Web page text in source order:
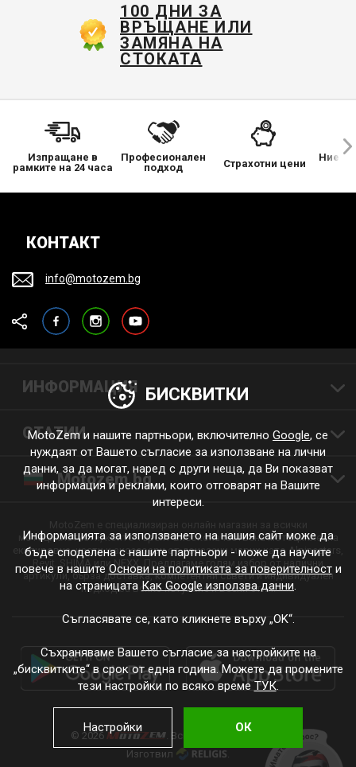
100 ДНИ ЗА
ВРЪЩАНЕ ИЛИ
ЗАМЯНА НА
СТОКАТА
Изпращане в
рамките на 24 часа
Професионален
подход
Страхотни цени
Ние
КОНТАКТ
info@motozem.bg
FacebookInstagramYouTube
ИНФОРМАЦИЯ
СТАТИИ
Motozem.bg
мотоциклетисти, които търсят висококачествена мотоциклетна
екипировка, части и аксесоари от доказани марки като Alpinestars,
Revit, SHIMA или NEXX. Предлагаме голям избор от налични
артикули, бърза доставка, компетентни съвети и индивидуален
подход за всяко пътуване и всеки стил.
© 2026
. Всички права запазени.
Изготвил
БИСКВИТКИ
MotoZem и нашите партньори, включително Google, се
нуждаят от Вашето съгласие за използване на лични
данни, за да могат, наред с други неща, да Ви показват
информация и реклами, които отговарят на Вашите
интереси.
Информацията за използването на нашия сайт може да
бъде споделена с нашите партньори - може да научите
повече в нашите Основи на политиката за поверителности
на страницата Как Google използва данни.
Съгласявате се, като кликнете върху „OK“.
Съхраняваме Вашето съгласие за настройките на
„бисквитките“ в срок от една година. Можете да промените
тези настройки по всяко времеТУК.
Настройки ОК